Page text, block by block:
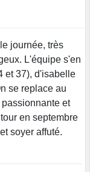
journée, très
L'équipe s'en
et 37), d'isabelle
se replace au
et
en septembre
soyer affuté.